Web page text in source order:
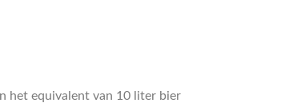
het equivalent van 10 liter bier